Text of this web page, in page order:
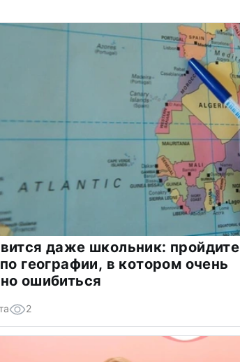
даже школьник: пройдите
географии, в котором очень
ошибиться
2